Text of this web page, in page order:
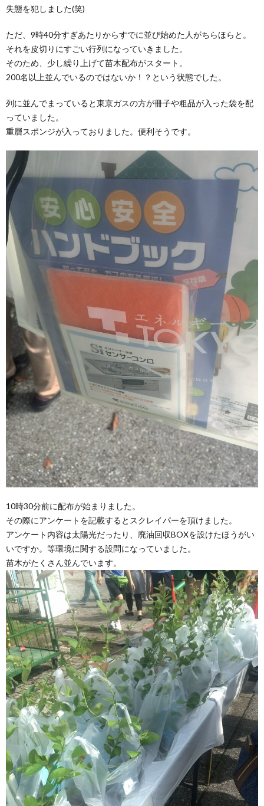
失態を犯しました(笑)
ただ、9時40分すぎあたりからすでに並び始めた人がちらほらと。
それを皮切りにすごい行列になっていきました。
そのため、少し繰り上げて苗木配布がスタート。
200名以上並んでいるのではないか！？という状態でした。
列に並んでまっていると東京ガスの方が冊子や粗品が入った袋を配
っていました。
重層スポンジが入っておりました。便利そうです。
10時30分前に配布が始まりました。
その際にアンケートを記載するとスクレイパーを頂けました。
アンケート内容は太陽光だったり、廃油回収BOXを設けたほうがい
いですか。等環境に関する設問になっていました。
苗木がたくさん並んでいます。